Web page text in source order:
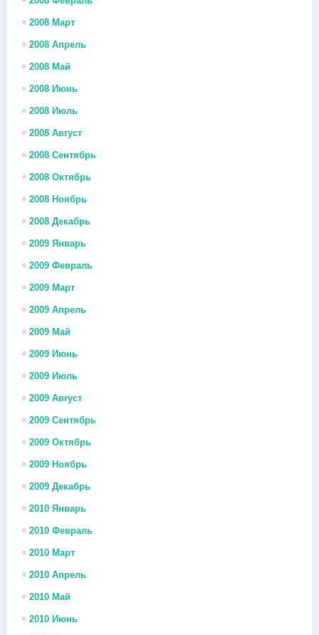
2008 Март
2008 Апрель
2008 Май
2008 Июнь
2008 Июль
2008 Август
2008 Сентябрь
2008 Октябрь
2008 Ноябрь
2008 Декабрь
2009 Январь
2009 Февраль
2009 Март
2009 Апрель
2009 Май
2009 Июнь
2009 Июль
2009 Август
2009 Сентябрь
2009 Октябрь
2009 Ноябрь
2009 Декабрь
2010 Январь
2010 Февраль
2010 Март
2010 Апрель
2010 Май
2010 Июнь